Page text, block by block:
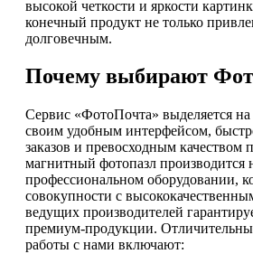
высокой четкости и яркости
конечный продукт не только
долговечным.
Почему выбирают
Сервис «ФотоПочта» выделяется
своим удобным интерфейсом,
заказов и превосходным качеством
магнитный фотопазл производится
профессиональном оборудовании,
совокупности с
ведущих производителей
премиум-продукции.
работы с нами включают: